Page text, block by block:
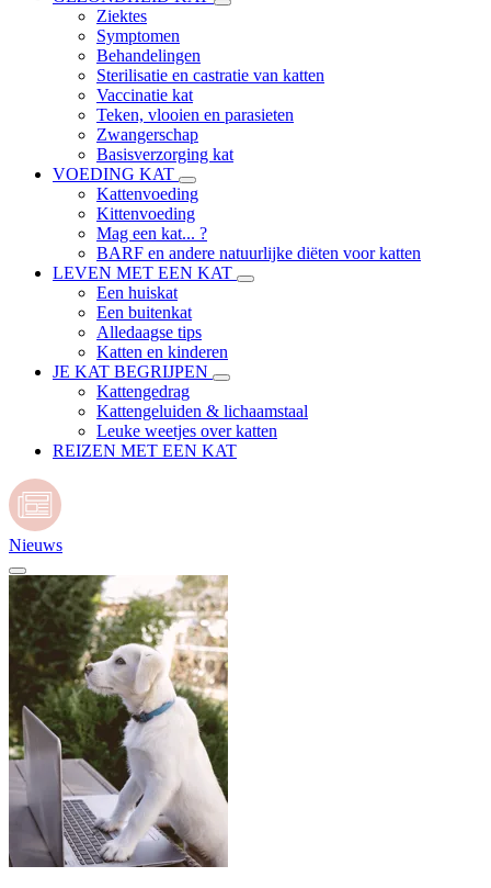
Ziektes
Symptomen
Behandelingen
Sterilisatie en castratie van katten
Vaccinatie kat
Teken, vlooien en parasieten
Zwangerschap
Basisverzorging kat
VOEDING KAT
Kattenvoeding
Kittenvoeding
Mag een kat... ?
BARF en andere natuurlijke diëten voor katten
LEVEN MET EEN KAT
Een huiskat
Een buitenkat
Alledaagse tips
Katten en kinderen
JE KAT BEGRIJPEN
Kattengedrag
Kattengeluiden & lichaamstaal
Leuke weetjes over katten
REIZEN MET EEN KAT
Nieuws